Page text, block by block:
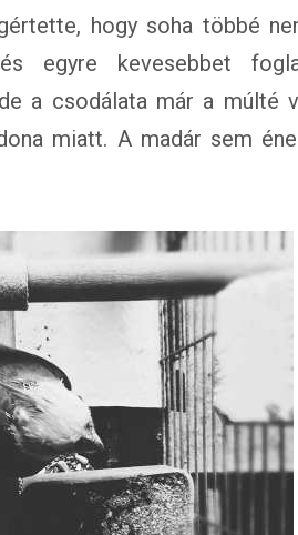
hogy soha többé
egyre kevesebbet
a csodálata már a múlté
miatt. A madár sem